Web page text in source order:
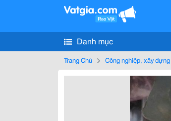
Danh mục
Trang Chủ Công nghiệp, xây dựng